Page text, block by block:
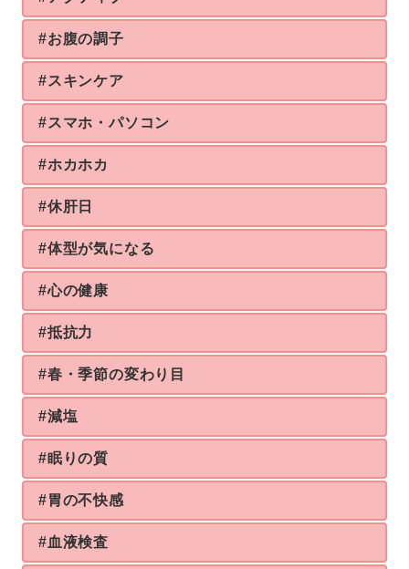
#お腹の調子
#スキンケア
#スマホ・パソコン
#ホカホカ
#休肝日
#体型が気になる
#心の健康
#抵抗力
#春・季節の変わり目
#減塩
#眠りの質
#胃の不快感
#血液検査